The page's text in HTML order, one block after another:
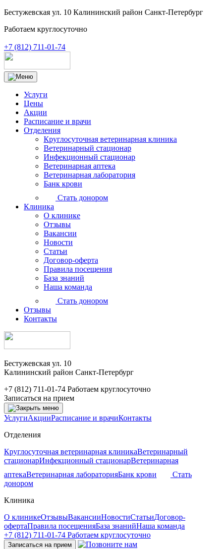
Бестужевская ул. 10 Калининский район Санкт-Петербург
Работаем круглосуточно
+7 (812) 711-01-74
Услуги
Цены
Акции
Расписание и врачи
Отделения
Круглосуточная ветеринарная клиника
Ветеринарный стационар
Инфекционный стационар
Ветеринарная аптека
Ветеринарная лаборатория
Банк крови
Стать донором
Клиника
О клинике
Отзывы
Вакансии
Новости
Статьи
Договор-оферта
Правила посещения
База знаний
Наша команда
Стать донором
Отзывы
Контакты
Бестужевская ул. 10
Калининский район Санкт-Петербург
+7 (812) 711-01-74 Работаем круглосуточно
Записаться на прием
УслугиАкцииРасписание и врачиКонтакты
Отделения
Круглосуточная ветеринарная клиникаВетеринарный
стационарИнфекционный стационарВетеринарная
аптекаВетеринарная лабораторияБанк крови
Стать
донором
Клиника
О клиникеОтзывыВакансииНовостиСтатьиДоговор-
офертаПравила посещенияБаза знанийНаша команда
+7 (812) 711-01-74 Работаем круглосуточно
Записаться на прием